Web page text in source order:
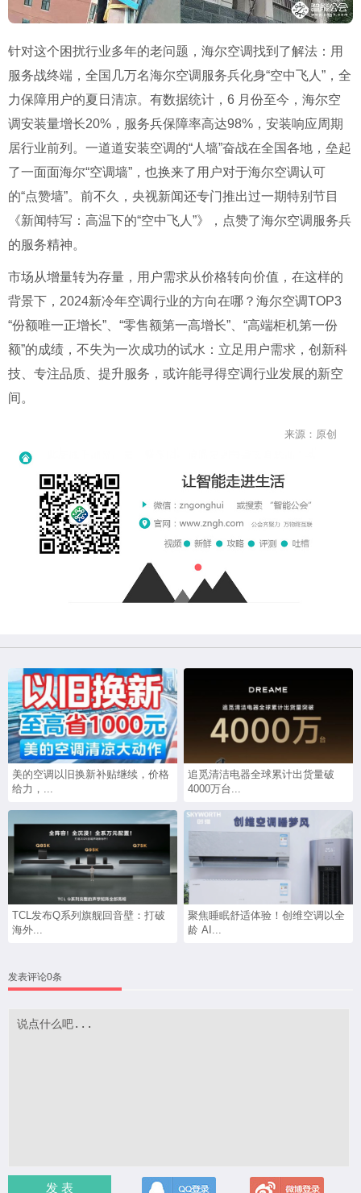
针对这个困扰行业多年的老问题，海尔空调找到了解法：用
服务战终端，全国几万名海尔空调服务兵化身“空中飞人”，全
力保障用户的夏日清凉。有数据统计，6 月份至今，海尔空
调安装量增长20%，服务兵保障率高达98%，安装响应周期
居行业前列。一道道安装空调的“人墙”奋战在全国各地，垒起
了一面面海尔“空调墙”，也换来了用户对于海尔空调认可
的“点赞墙”。前不久，央视新闻还专门推出过一期特别节目
《新闻特写：高温下的“空中飞人”》，点赞了海尔空调服务兵
的服务精神。
市场从增量转为存量，用户需求从价格转向价值，在这样的
背景下，2024新冷年空调行业的方向在哪？海尔空调TOP3
“份额唯一正增长”、“零售额第一高增长”、“高端柜机第一份
额”的成绩，不失为一次成功的试水：立足用户需求，创新科
技、专注品质、提升服务，或许能寻得空调行业发展的新空
间。
来源：原创
美的空调以旧换新补贴继续，价格
给力，...
追觅清洁电器全球累计出货量破
4000万台...
TCL发布Q系列旗舰回音壁：打破
海外...
聚焦睡眠舒适体验！创维空调以全
龄 AI...
发表评论0条
发 表